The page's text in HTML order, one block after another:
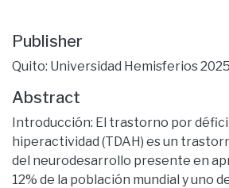
Publisher
Quito: Universidad Hemisferios 2025
Abstract
Introducción: El trastorno por
hiperactividad (TDAH) es un
del neurodesarrollo presente en
12% de la población mundial y uno